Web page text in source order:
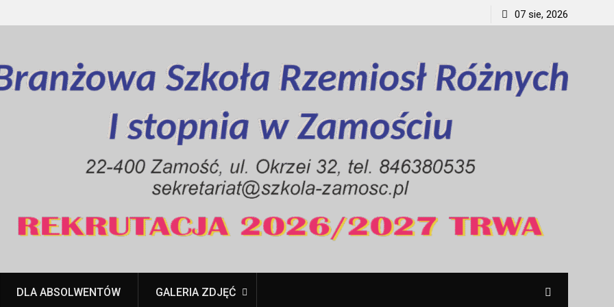
07 sie, 2026
DLA ABSOLWENTÓW GALERIA ZDJĘĆ